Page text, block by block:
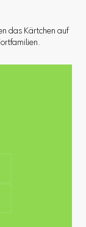
das Kärtchen auf